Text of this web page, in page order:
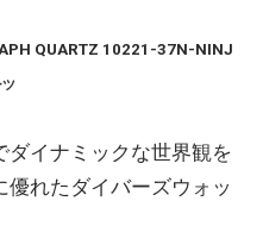
QUARTZ 10221-37N-NINJ
ツ
イナミックな世界観を
れたダイバーズウォッ